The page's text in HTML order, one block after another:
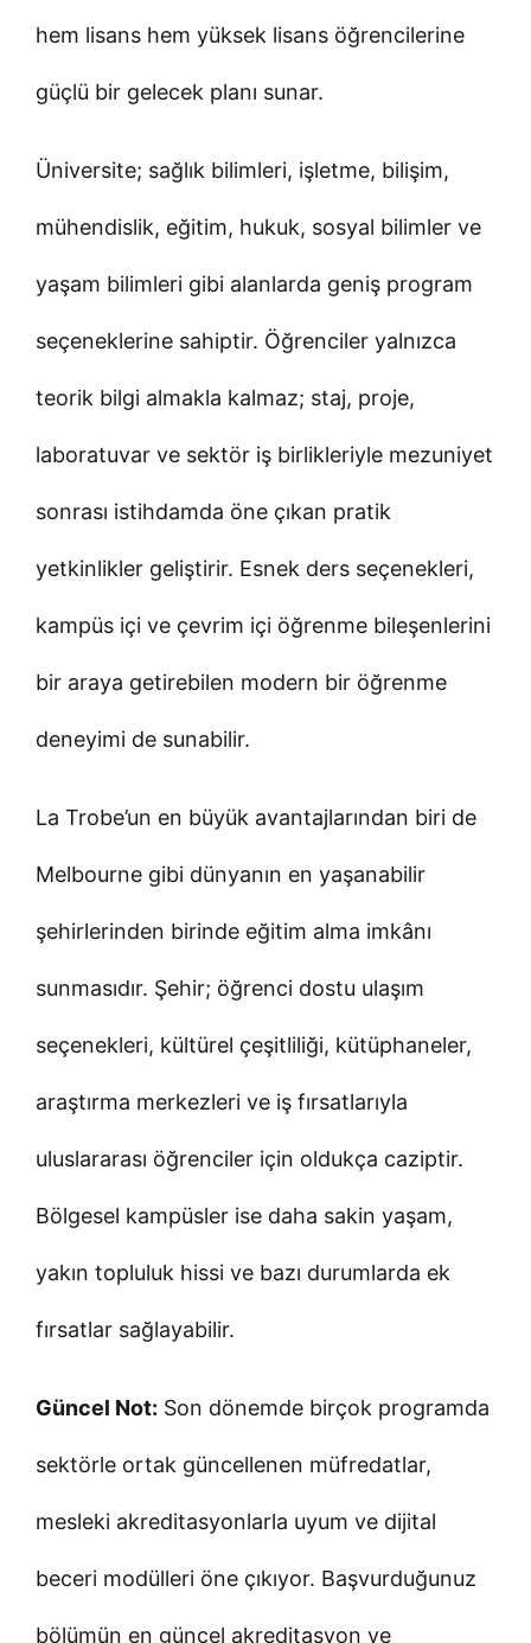
hem lisans hem yüksek lisans öğrencilerine
güçlü bir gelecek planı sunar.
Üniversite; sağlık bilimleri, işletme, bilişim,
mühendislik, eğitim, hukuk, sosyal bilimler ve
yaşam bilimleri gibi alanlarda geniş program
seçeneklerine sahiptir. Öğrenciler yalnızca
teorik bilgi almakla kalmaz; staj, proje,
laboratuvar ve sektör iş birlikleriyle mezuniyet
sonrası istihdamda öne çıkan pratik
yetkinlikler geliştirir. Esnek ders seçenekleri,
kampüs içi ve çevrim içi öğrenme bileşenlerini
bir araya getirebilen modern bir öğrenme
deneyimi de sunabilir.
La Trobe’un en büyük avantajlarından biri de
Melbourne gibi dünyanın en yaşanabilir
şehirlerinden birinde eğitim alma imkânı
sunmasıdır. Şehir; öğrenci dostu ulaşım
seçenekleri, kültürel çeşitliliği, kütüphaneler,
araştırma merkezleri ve iş fırsatlarıyla
uluslararası öğrenciler için oldukça caziptir.
Bölgesel kampüsler ise daha sakin yaşam,
yakın topluluk hissi ve bazı durumlarda ek
fırsatlar sağlayabilir.
Güncel Not: Son dönemde birçok programda
sektörle ortak güncellenen müfredatlar,
mesleki akreditasyonlarla uyum ve dijital
beceri modülleri öne çıkıyor. Başvurduğunuz
bölümün en güncel akreditasyon ve